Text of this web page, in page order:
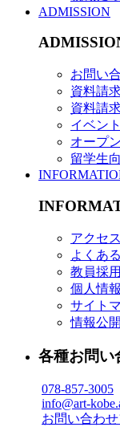
ADMISSION
お問い
資料請
資料請
イベント
オープ
留学生
アクセス
よくあ
教員採
個人情
サイト
情報公開
各種お問い
078-857-3005
info@art-
お問い合わ